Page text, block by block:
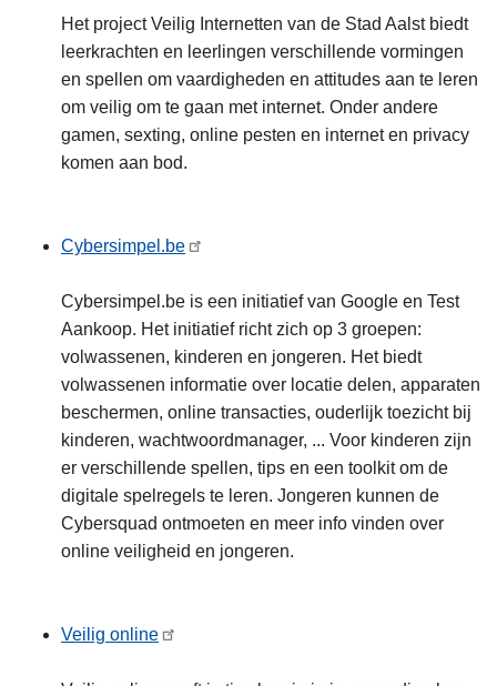
Het project Veilig Internetten van de Stad Aalst biedt
leerkrachten en leerlingen verschillende vormingen
en spellen om vaardigheden en attitudes aan te leren
om veilig om te gaan met internet. Onder andere
gamen, sexting, online pesten en internet en privacy
komen aan bod.
Cybersimpel.be
Cybersimpel.be is een initiatief van Google en Test
Aankoop. Het initiatief richt zich op 3 groepen:
volwassenen, kinderen en jongeren. Het biedt
volwassenen informatie over locatie delen, apparaten
beschermen, online transacties, ouderlijk toezicht bij
kinderen, wachtwoordmanager, ... Voor kinderen zijn
er verschillende spellen, tips en een toolkit om de
digitale spelregels te leren. Jongeren kunnen de
Cybersquad ontmoeten en meer info vinden over
online veiligheid en jongeren.
Veilig online